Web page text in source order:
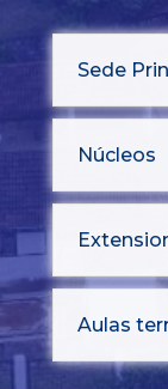
Sede
Núcleos
Aulas